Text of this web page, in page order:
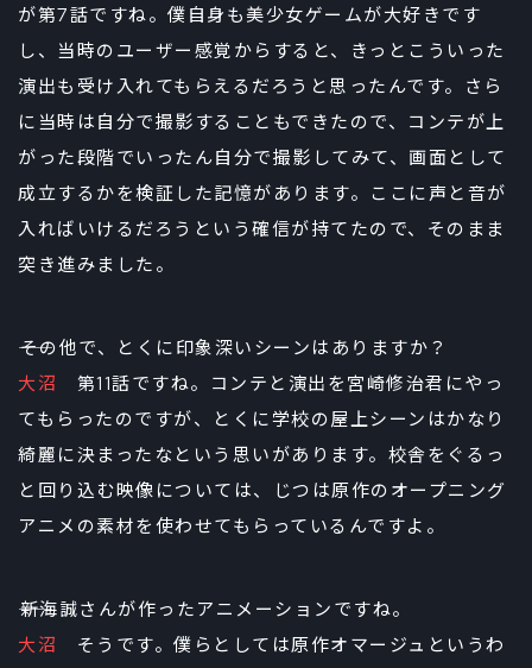
が第7話ですね。僕自身も美少女ゲームが大好きです
し、当時のユーザー感覚からすると、きっとこういった
演出も受け入れてもらえるだろうと思ったんです。さら
に当時は自分で撮影することもできたので、コンテが上
がった段階でいったん自分で撮影してみて、画面として
成立するかを検証した記憶があります。ここに声と音が
入ればいけるだろうという確信が持てたので、そのまま
突き進みました。
――その他で、とくに印象深いシーンはありますか？
大沼 第11話ですね。コンテと演出を宮崎修治君にやっ
てもらったのですが、とくに学校の屋上シーンはかなり
綺麗に決まったなという思いがあります。校舎をぐるっ
と回り込む映像については、じつは原作のオープニング
アニメの素材を使わせてもらっているんですよ。
――新海誠さんが作ったアニメーションですね。
大沼 そうです。僕らとしては原作オマージュというわ